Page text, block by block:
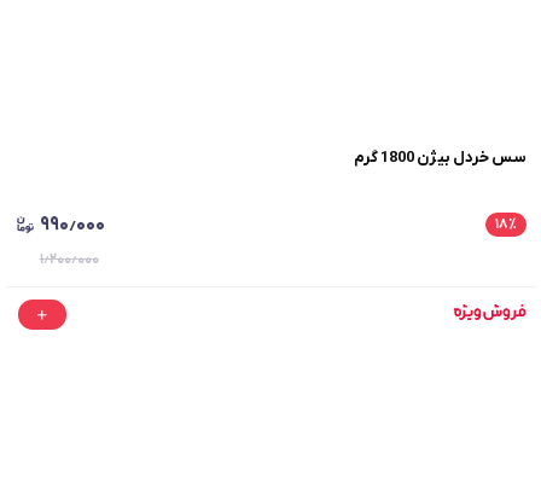
سس خردل بیژن 1800 گرم
۱۸٪ ۹۹۰٫۰۰۰
۱٫۲۰۰٫۰۰۰